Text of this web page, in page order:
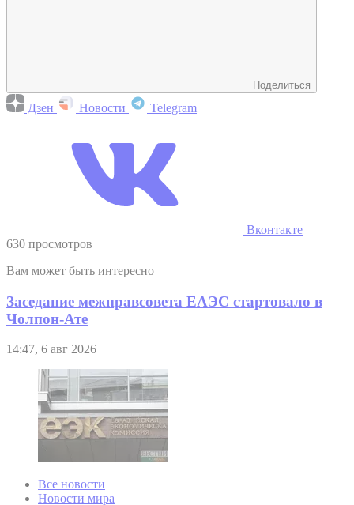
Поделиться
Дзен Новости Telegram
Вконтакте
630 просмотров
Вам может быть интересно
Заседание межправсовета ЕАЭС стартовало в
Чолпон-Ате
14:47, 6 авг 2026
Все новости
Новости мира